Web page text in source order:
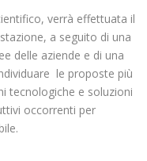
verrà effettuata il
a seguito di una
delle aziende e di una
le proposte più
tecnologiche e soluzioni
occorrenti per